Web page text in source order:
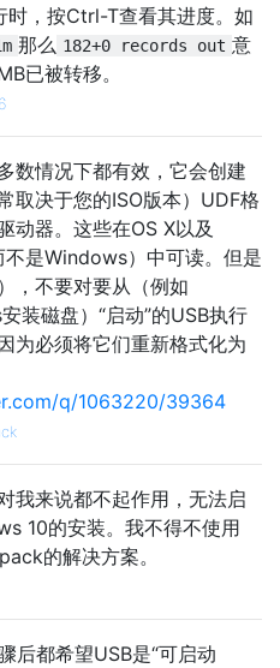
时，按Ctrl-T查看其进度。如
那么 182+0 records out 意
已被转移。
数情况下都有效，它会创建
取决于您的ISO版本）UDF格
动器。这些在OS X以及
不是Windows）中可读。但是
，不要对要从（例如
装磁盘）“启动”的USB执行
为必须将它们重新格式化为
q/1063220/39364
我来说都不起作用，无法启
10的安装。我不得不使用
的解决方案。
后都希望USB是“可启动